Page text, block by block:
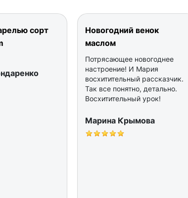
сорт
Новогодний венок
маслом
Потрясающее новогоднее
настроение! И Мария
восхитительный рассказчик.
Так все понятно, детально.
Восхитительный урок!
Марина Крымова